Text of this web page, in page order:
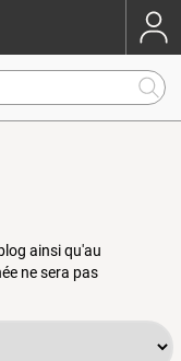
ainsi qu'au
ne sera pas